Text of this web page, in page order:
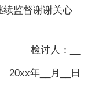
续监督谢谢关心
检讨人：__
年__月__日